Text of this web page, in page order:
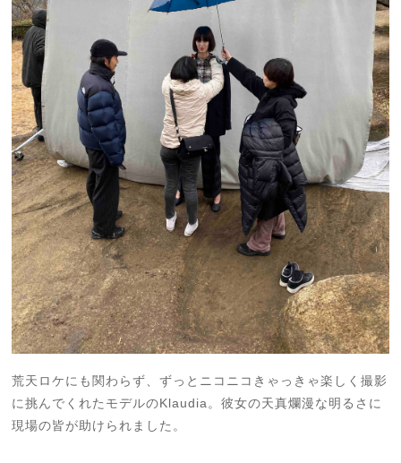
荒天ロケにも関わらず、ずっとニコニコきゃっきゃ楽しく撮影
に挑んでくれたモデルのKlaudia。彼女の天真爛漫な明るさに
現場の皆が助けられました。